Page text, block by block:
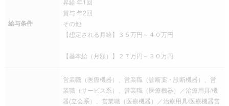
給与条件
昇給 年1回
賞与 年2回
その他
【想定される月給】３５万円～４０万円
【基本給（月額）】２７万円～３０万円
営業職（医療機器）、営業職（診断薬・診断機器）、営
業職（サービス系）、営業職（医療機器）／治療用具/機
器(立会系）、営業職（医療機器）／治療用具/医療機器営